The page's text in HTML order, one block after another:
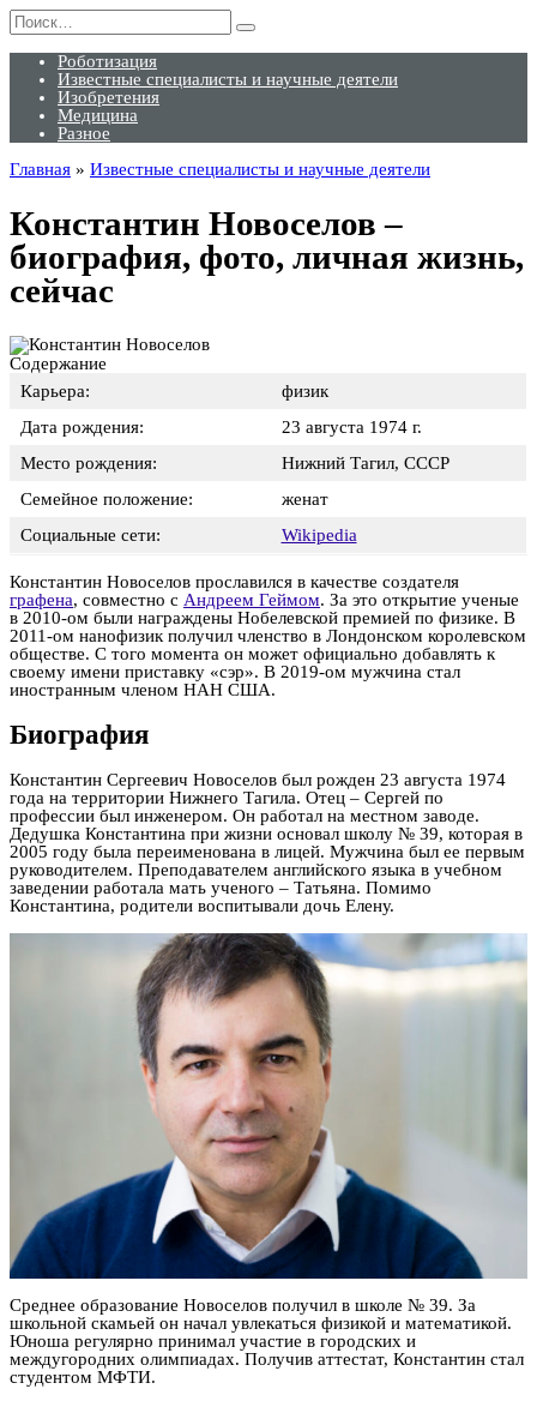
Перейти
к
содержанию
Search
for:
Роботизация
Известные специалисты и научные деятели
Изобретения
Медицина
Разное
Главная » Известные специалисты и научные деятели
Константин Новоселов –
биография, фото, личная жизнь,
сейчас
Содержание
Карьера:
физик
Дата рождения:
23 августа 1974 г.
Место рождения:
Нижний Тагил, СССР
Семейное положение:
женат
Социальные сети:
Wikipedia
Константин Новоселов прославился в качестве создателя
графена, совместно с Андреем Геймом. За это открытие ученые
в 2010-ом были награждены Нобелевской премией по физике. В
2011-ом нанофизик получил членство в Лондонском королевском
обществе. С того момента он может официально добавлять к
своему имени приставку «сэр». В 2019-ом мужчина стал
иностранным членом НАН США.
Биография
Константин Сергеевич Новоселов был рожден 23 августа 1974
года на территории Нижнего Тагила. Отец – Сергей по
профессии был инженером. Он работал на местном заводе.
Дедушка Константина при жизни основал школу № 39, которая в
2005 году была переименована в лицей. Мужчина был ее первым
руководителем. Преподавателем английского языка в учебном
заведении работала мать ученого – Татьяна. Помимо
Константина, родители воспитывали дочь Елену.
Среднее образование Новоселов получил в школе № 39. За
школьной скамьей он начал увлекаться физикой и математикой.
Юноша регулярно принимал участие в городских и
междугородних олимпиадах. Получив аттестат, Константин стал
студентом МФТИ.